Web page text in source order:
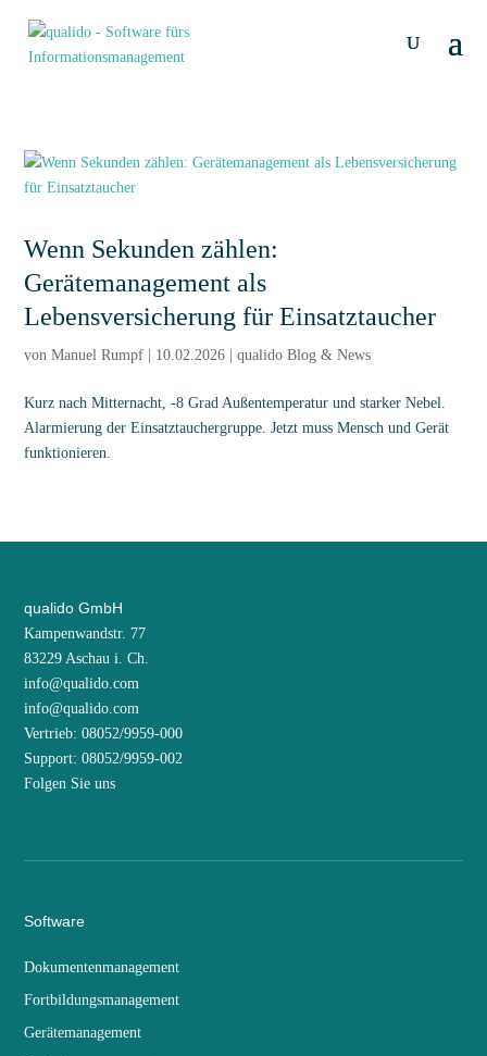
Wenn Sekunden zählen:
Gerätemanagement als
Lebensversicherung für Einsatztaucher
vonManuel Rumpf 10.02.2026 |qualido Blog & News
Kurz nach Mitternacht, -8 Grad Außentemperatur und starker Nebel.
Alarmierung der Einsatztauchergruppe. Jetzt muss Mensch und Gerät
funktionieren.
qualido GmbH
Kampenwandstr. 77
83229 Aschau i. Ch.
info@qualido.com
info@qualido.com
Vertrieb: 08052/9959-000
Support: 08052/9959-002
Folgen Sie uns
Software
Dokumentenmanagement
Fortbildungsmanagement
Gerätemanagement